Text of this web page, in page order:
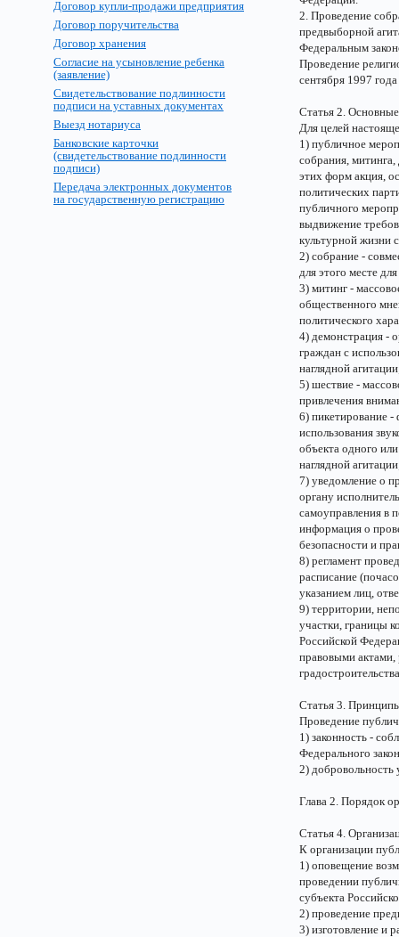
Договор купли-продажи предприятия
Договор поручительства
Договор хранения
Согласие на усыновление ребенка
(заявление)
Свидетельствование подлинности
подписи на уставных документах
Выезд нотариуса
Банковские карточки
(свидетельствование подлинности
подписи)
Передача электронных документов
на государственную регистрацию
2. Проведение
предвыборной
Федеральным
Проведение
сентября 1997
Статья 2.
Для целей
1) публичное
собрания,
этих форм акция,
политических
публичного
выдвижение
культурной жизни
2) собрание -
для этого месте
3) митинг -
общественного
политического
4) демонстрация -
граждан с
наглядной
5) шествие -
привлечения
6) пикетирование
использования
объекта одного
наглядной
7) уведомление о
органу
самоуправления в
информация о
безопасности и
8) регламент
расписание
указанием лиц,
9) территории,
участки, границы
Российской
правовыми актами,
Статья 3.
Проведение
1) законность -
Федерального
2) добровольность
Глава 2. Порядок
Статья 4.
К организации
1) оповещение
проведении
субъекта
2) проведение
3) изготовление и